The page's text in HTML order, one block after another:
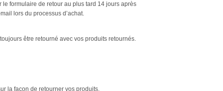
formulaire de retour au plus tard 14 jours après
lors du processus d’achat.
être retourné avec vos produits retournés.
la façon de retourner vos produits.